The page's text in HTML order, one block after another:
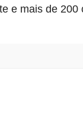
e mais de 200